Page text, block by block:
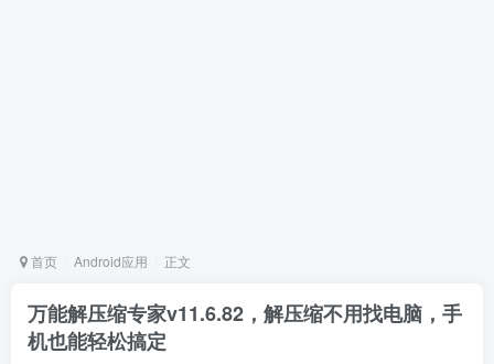
首页 Android应用 正文
万能解压缩专家v11.6.82，解压缩不用找电脑，手
机也能轻松搞定